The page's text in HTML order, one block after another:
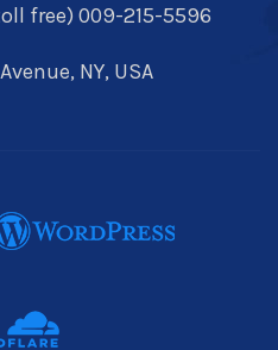
free) 009-215-5596
NY, USA